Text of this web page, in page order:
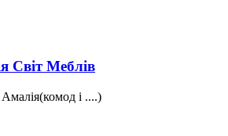
Світ Меблів
і ....)